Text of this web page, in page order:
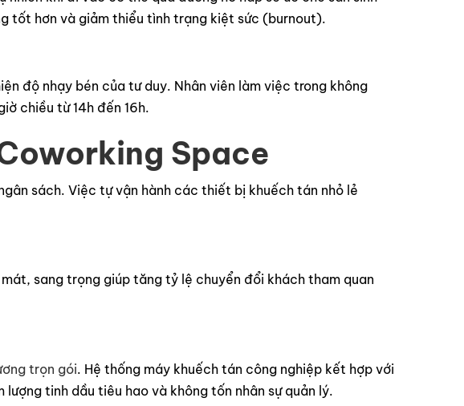
tốt hơn và giảm thiểu tình trạng kiệt sức (burnout).
độ nhạy bén của tư duy. Nhân viên làm việc trong không
chiều từ 14h đến 16h.
Space
sách. Việc tự vận hành các thiết bị khuếch tán nhỏ lẻ
sang trọng giúp tăng tỷ lệ chuyển đổi khách tham quan
trọn gói. Hệ thống máy khuếch tán công nghiệp kết hợp với
tinh dầu tiêu hao và không tốn nhân sự quản lý.